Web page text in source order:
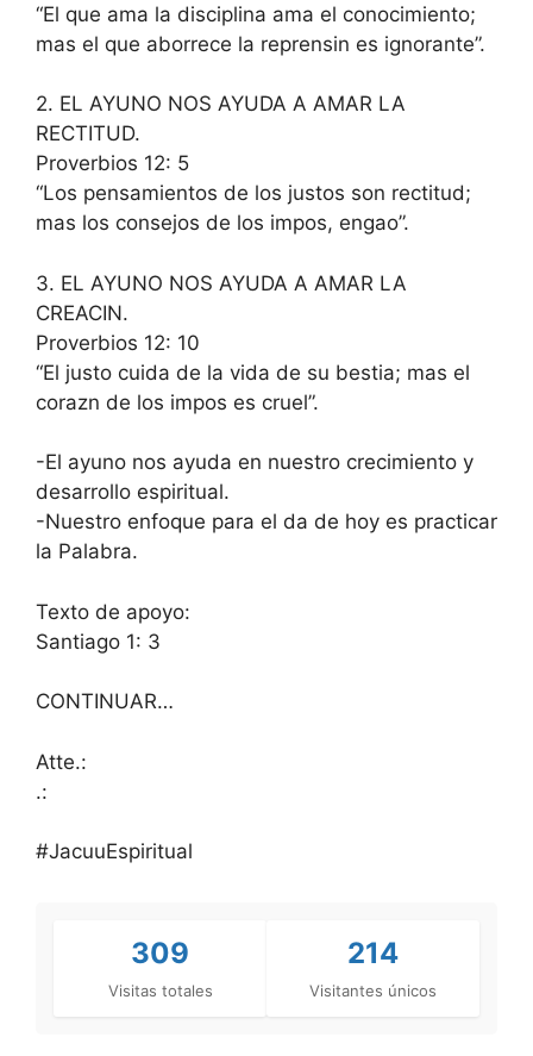
“El que ama la disciplina ama el conocimiento;
mas el que aborrece la reprensin es ignorante”.
2. EL AYUNO NOS AYUDA A AMAR LA
RECTITUD.
Proverbios 12: 5
“Los pensamientos de los justos son rectitud;
mas los consejos de los impos, engao”.
3. EL AYUNO NOS AYUDA A AMAR LA
CREACIN.
Proverbios 12: 10
“El justo cuida de la vida de su bestia; mas el
corazn de los impos es cruel”.
-El ayuno nos ayuda en nuestro crecimiento y
desarrollo espiritual.
-Nuestro enfoque para el da de hoy es practicar
la Palabra.
Texto de apoyo:
Santiago 1: 3
CONTINUAR…
Atte.:
.:
#JacuuEspiritual
309
Visitas totales
214
Visitantes únicos